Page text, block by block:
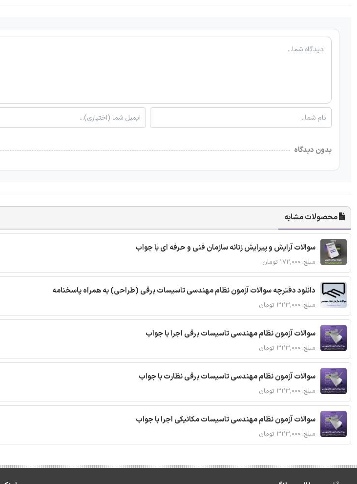
بدون دیدگاه
محصولات مشابه
سوالات آرایش و پیرایش زنانه سازمان فنی و حرفه ای با جواب
مبلغ: ۱۷۲,۰۰۰ تومان
دانلود دفترچه سوالات آزمون نظام مهندسی تاسیسات برقی (طراحی) به همراه پاسخنامه
مبلغ: ۳۲۳,۰۰۰ تومان
سوالات آزمون نظام مهندسی تاسیسات برقی اجرا با جواب
مبلغ: ۳۲۳,۰۰۰ تومان
سوالات آزمون نظام مهندسی تاسیسات برقی نظارت با جواب
مبلغ: ۳۲۳,۰۰۰ تومان
سوالات آزمون نظام مهندسی تاسیسات مکانیکی اجرا با جواب
مبلغ: ۳۲۳,۰۰۰ تومان